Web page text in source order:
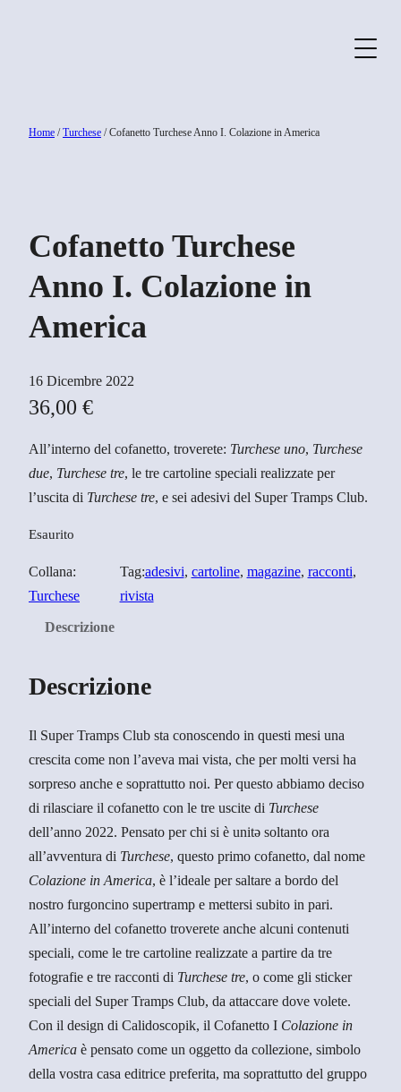
Home /Turchese / Cofanetto Turchese Anno I. Colazione in America
Cofanetto Turchese
Anno I. Colazione in
America
16 Dicembre 2022
36,00 €
All’interno del cofanetto, troverete: Turchese uno, Turchese
due, Turchese tre, le tre cartoline speciali realizzate per
l’uscita di Turchese tre, e sei adesivi del Super Tramps Club.
Esaurito
Collana:
Turchese
Tag:adesivi, cartoline, magazine, racconti,
rivista
Descrizione
Descrizione
Il Super Tramps Club sta conoscendo in questi mesi una
crescita come non l’aveva mai vista, che per molti versi ha
sorpreso anche e soprattutto noi. Per questo abbiamo deciso
di rilasciare il cofanetto con le tre uscite di Turchese
dell’anno 2022. Pensato per chi si è unitə soltanto ora
all’avventura di Turchese, questo primo cofanetto, dal nome
Colazione in America, è l’ideale per saltare a bordo del
nostro furgoncino supertramp e mettersi subito in pari.
All’interno del cofanetto troverete anche alcuni contenuti
speciali, come le tre cartoline realizzate a partire da tre
fotografie e tre racconti di Turchese tre, o come gli sticker
speciali del Super Tramps Club, da attaccare dove volete.
Con il design di Calidoscopik, il Cofanetto I Colazione in
America è pensato come un oggetto da collezione, simbolo
della vostra casa editrice preferita, ma soprattutto del gruppo